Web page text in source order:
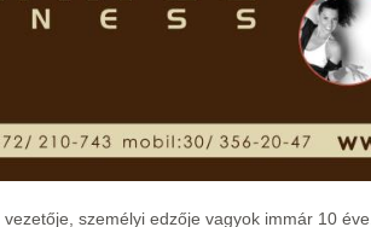
személyi edzője vagyok immár 10 éve.